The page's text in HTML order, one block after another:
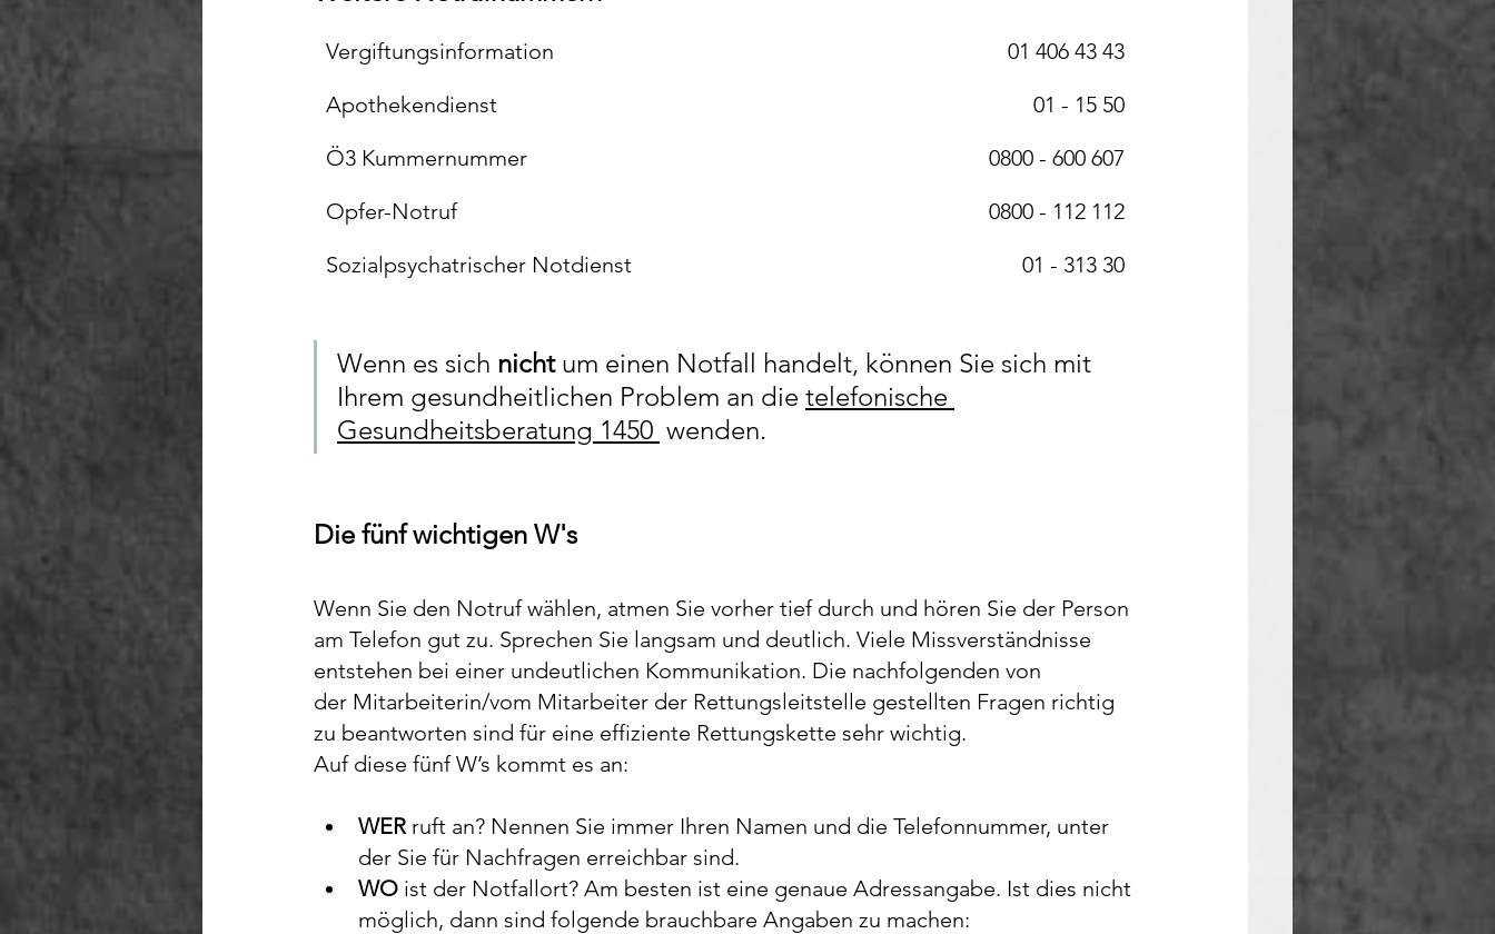
Vergiftungsinformation
01 406 43 43
Apothekendienst
01 - 15 50
Ö3 Kummernummer
0800 - 600 607
Opfer-Notruf
0800 - 112 112
Sozialpsychatrischer Notdienst
01 - 313 30
Wenn es sich nicht um einen Notfall handelt, können Sie sich mit
Ihrem gesundheitlichen Problem an die telefonische
Gesundheitsberatung 1450 wenden.
Die fünf wichtigen W's
Wenn Sie den Notruf wählen, atmen Sie vorher tief durch und hören Sie der Person
am Telefon gut zu. Sprechen Sie langsam und deutlich. Viele Missverständnisse
entstehen bei einer undeutlichen Kommunikation. Die nachfolgenden von
der Mitarbeiterin/vom Mitarbeiter der Rettungsleitstelle gestellten Fragen richtig
zu beantworten sind für eine effiziente Rettungskette sehr wichtig.
Auf diese fünf W’s kommt es an:
WER ruft an? Nennen Sie immer Ihren Namen und die Telefonnummer, unter
der Sie für Nachfragen erreichbar sind.
WO ist der Notfallort? Am besten ist eine genaue Adressangabe. Ist dies nicht
möglich, dann sind folgende brauchbare Angaben zu machen: